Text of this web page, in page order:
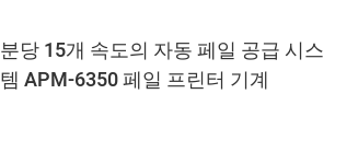
분당 15개 속도의 자동 페일 공급 시스
템 APM-6350 페일 프린터 기계